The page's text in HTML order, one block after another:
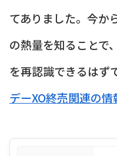
てありました。今か
の熱量を知ることで
を再認識できるはず
デーXO終売関連の情